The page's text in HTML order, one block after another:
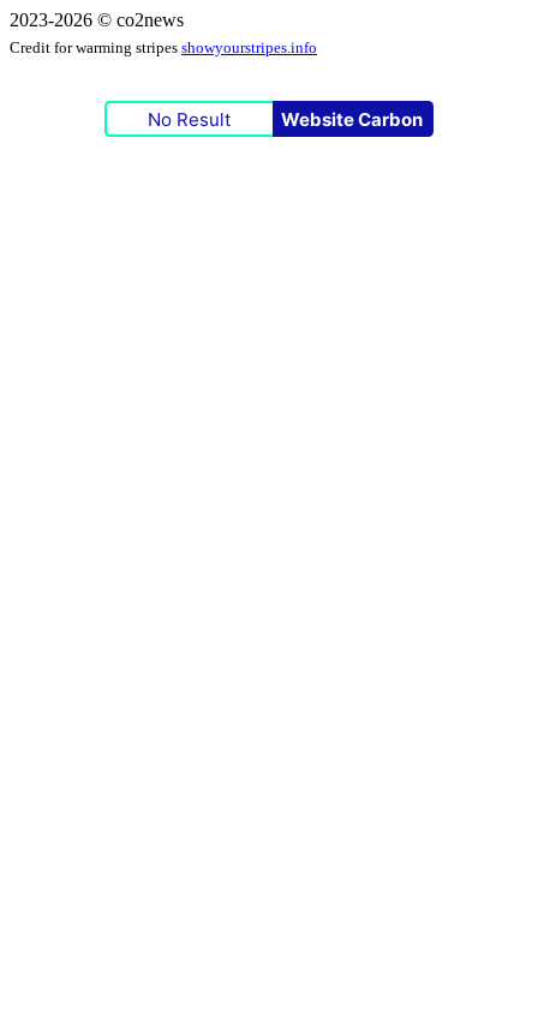
2023-2026 © co2news
Credit for warming stripes showyourstripes.info
No Result Website Carbon